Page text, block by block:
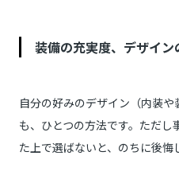
装備の充実度、デザイ
自分の好みのデザイン（内装
も、ひとつの方法です。ただ
た上で選ばないと、のちに後悔